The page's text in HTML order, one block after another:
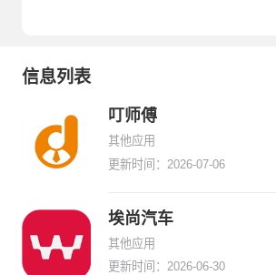
信息列表
叮师傅
其他应用
更新时间：2026-07-06
埃尚汽车
其他应用
更新时间：2026-06-30